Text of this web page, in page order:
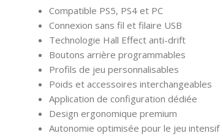
Compatible PS5, PS4 et PC
Connexion sans fil et filaire USB
Technologie Hall Effect anti-drift
Boutons arrière programmables
Profils de jeu personnalisables
Poids et accessoires interchangeables
Application de configuration dédiée
Design ergonomique premium
Autonomie optimisée pour le jeu intensif